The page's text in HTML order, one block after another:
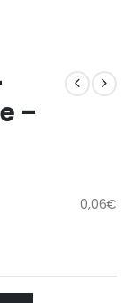
–
0,06€